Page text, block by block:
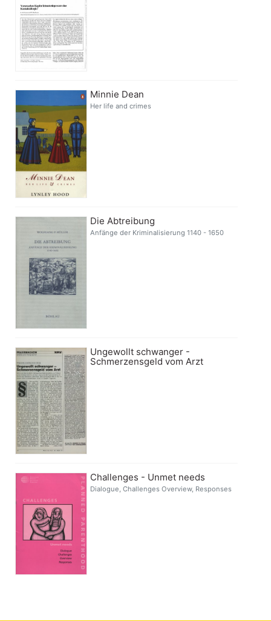
Minnie Dean
Her life and crimes
Die Abtreibung
Anfänge der Kriminalisierung 1140 - 1650
Ungewollt schwanger -
Schmerzensgeld vom Arzt
Challenges - Unmet needs
Dialogue, Challenges Overview, Responses